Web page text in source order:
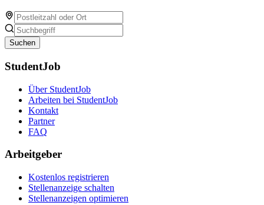
Suchen
StudentJob
Über StudentJob
Arbeiten bei StudentJob
Kontakt
Partner
FAQ
Arbeitgeber
Kostenlos registrieren
Stellenanzeige schalten
Stellenanzeigen optimieren